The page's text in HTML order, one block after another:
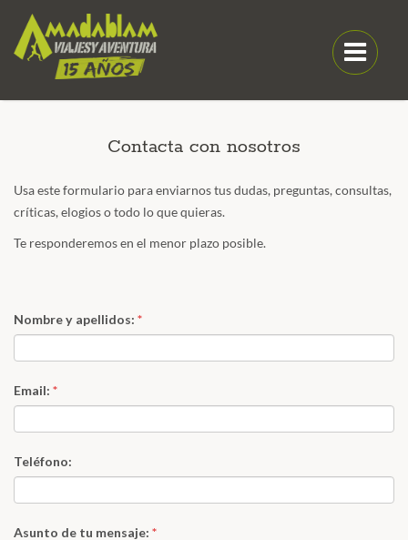
Contacta con nosotros
Usa este formulario para enviarnos tus dudas, preguntas, consultas,
críticas, elogios o todo lo que quieras.
Te responderemos en el menor plazo posible.
Nombre y apellidos: *
Email: *
Teléfono:
Asunto de tu mensaje: *